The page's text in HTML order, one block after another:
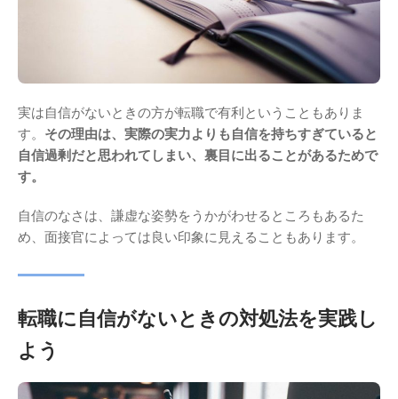
実は自信がないときの方が転職で有利ということもありま
す。 その理由は、実際の実力よりも自信を持ちすぎていると
自信過剰だと思われてしまい、裏目に出ることがあるためで
す。
自信のなさは、謙虚な姿勢をうかがわせるところもあるた
め、面接官によっては良い印象に見えることもあります。
転職に自信がないときの対処法を実践し
よう